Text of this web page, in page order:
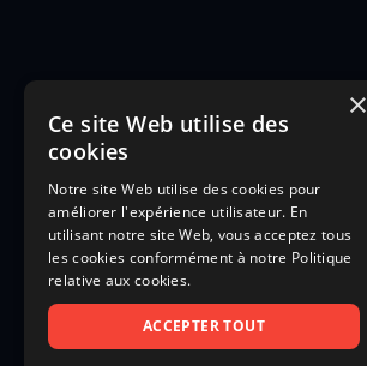
×
Ce site Web utilise des
cookies
Notre site Web utilise des cookies pour
améliorer l'expérience utilisateur. En
utilisant notre site Web, vous acceptez tous
les cookies conformément à notre Politique
relative aux cookies.
ACCEPTER TOUT